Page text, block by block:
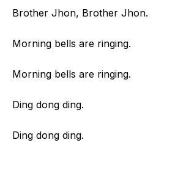
Brother Jhon, Brother Jhon.
Morning bells are ringing.
Morning bells are ringing.
Ding dong ding.
Ding dong ding.